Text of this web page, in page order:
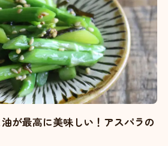
が最高に美味しい！アスパラの